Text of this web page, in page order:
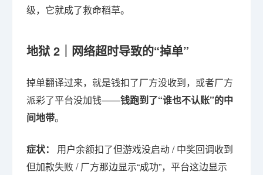
级，它就成了救命稻草。
地狱 2｜网络超时导致的“掉单”
掉单翻译过来，就是钱扣了厂方没收到，或者厂方
派彩了平台没加钱——钱跑到了“谁也不认账”的中
间地带。
症状：
用户余额扣了但游戏没启动 / 中奖回调收到
但加款失败 / 厂方那边显示“成功”，平台这边显示